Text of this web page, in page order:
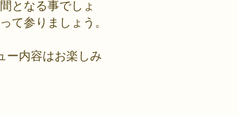
となる事でしょ
て参りましょう。
ー内容はお楽しみ